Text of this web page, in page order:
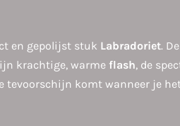
en gepolijst stuk Labradoriet.
krachtige, warme flash, de
tevoorschijn komt wanneer je